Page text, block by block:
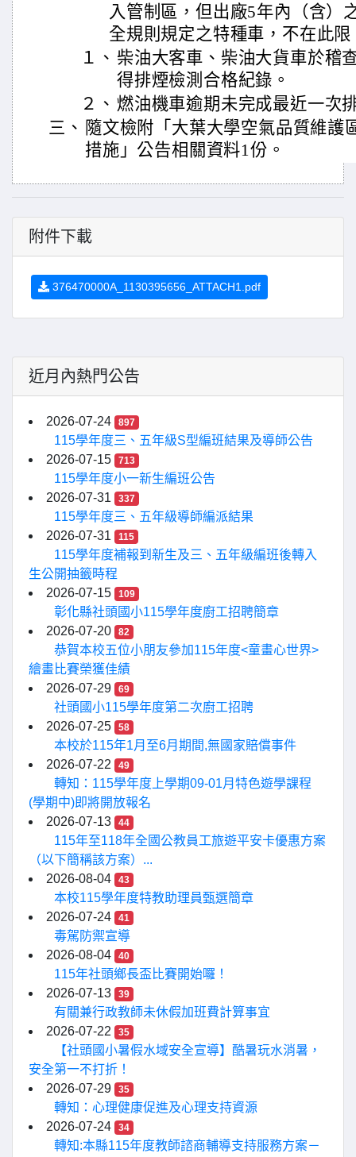
入管制區，但出廠5年內（含）
全規則規定之特種車，不在此限
１、 柴油大客車、柴油大貨車於稽
得排煙檢測合格紀錄。
２、 燃油機車逾期未完成最近一次
三、 隨文檢附「大葉大學空氣品質維護
措施」公告相關資料1份。
附件下載
376470000A_1130395656_ATTACH1.pdf
近月內熱門公告
2026-07-24 897
115學年度三、五年級S型編班結果及導師公告
2026-07-15
713
115學年度小一新生編班公告
2026-07-31
337
115學年度三、五年級導師編派結果
2026-07-31
115
115學年度補報到新生及三、五年級編班後轉入
生公開抽籤時程
2026-07-15
109
彰化縣社頭國小115學年度廚工招聘簡章
2026-07-20
82
恭賀本校五位小朋友參加115年度<童畫心世界>
繪畫比賽榮獲佳績
2026-07-29
69
社頭國小115學年度第二次廚工招聘
2026-07-25
58
本校於115年1月至6月期間,無國家賠償事件
2026-07-22
49
轉知：115學年度上學期09-01月特色遊學課程
(學期中)即將開放報名
2026-07-13
44
115年至118年全國公教員工旅遊平安卡優惠方案
（以下簡稱該方案）...
2026-08-04
43
本校115學年度特教助理員甄選簡章
2026-07-24
41
毒駕防禦宣導
2026-08-04
40
115年社頭鄉長盃比賽開始囉！
2026-07-13
39
有關兼行政教師未休假加班費計算事宜
2026-07-22
35
【社頭國小暑假水域安全宣導】酷暑玩水消暑，
安全第一不打折！
2026-07-29
35
轉知：心理健康促進及心理支持資源
2026-07-24
34
轉知:本縣115年度教師諮商輔導支持服務方案－